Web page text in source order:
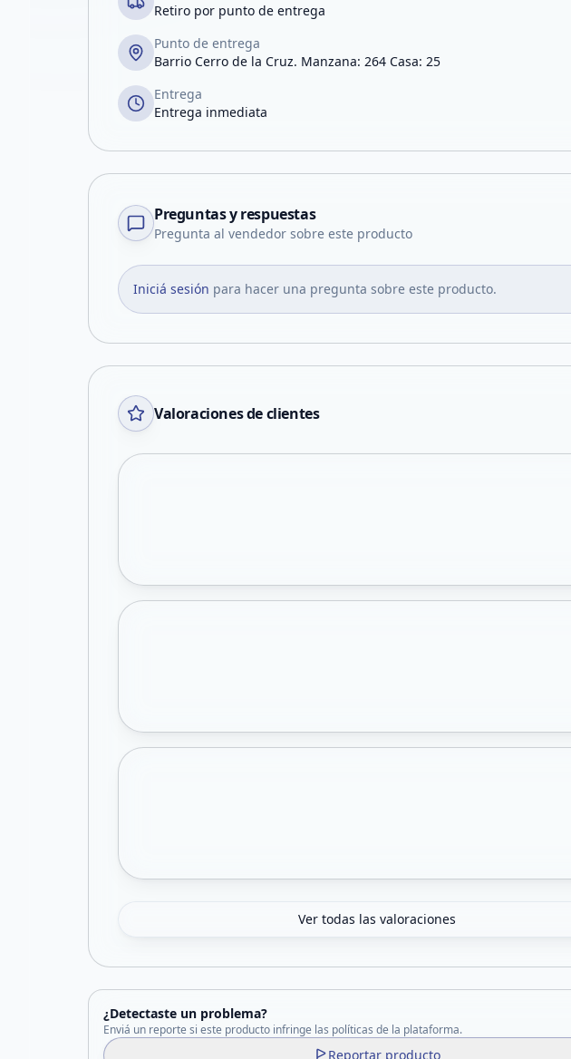
Retiro por punto de entrega
Punto de entrega
Barrio Cerro de la Cruz. Manzana: 264 Casa: 25
Entrega
Entrega inmediata
Preguntas y respuestas
Pregunta al vendedor sobre este producto
Iniciá sesión para hacer una pregunta sobre este producto.
Valoraciones de clientes
Ver todas las valoraciones
¿Detectaste un problema?
Enviá un reporte si este producto infringe las políticas de la plataforma.
Reportar producto